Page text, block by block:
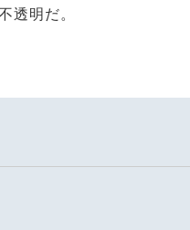
明だ。